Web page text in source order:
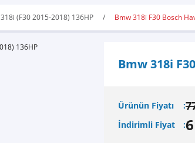
318i (F30 2015-2018) 136HP Bmw 318i F30 Bosch
Bmw 318i
Ürünün Fiyatı
İndirimli Fiyat